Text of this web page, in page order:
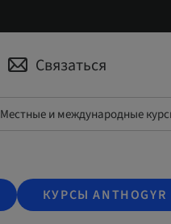
Связаться
Местные и международные
КУРСЫ ANTHOGYR